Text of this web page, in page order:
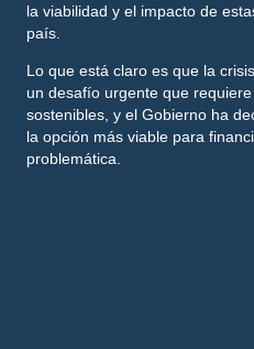
la viabilidad y el impacto de
país.
Lo que está claro es que la
un desafío urgente que
sostenibles, y el Gobierno ha
la opción más viable para
problemática.